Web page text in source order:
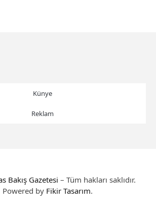
Künye
Reklam
Bakış Gazetesi – Tüm hakları saklıdır.
Powered by Fikir Tasarım.